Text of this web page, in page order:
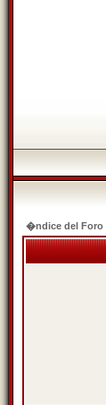
�ndice del Foro